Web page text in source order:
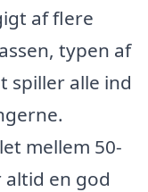
af flere
typen af
spiller alle ind
mellem 50-
altid en god